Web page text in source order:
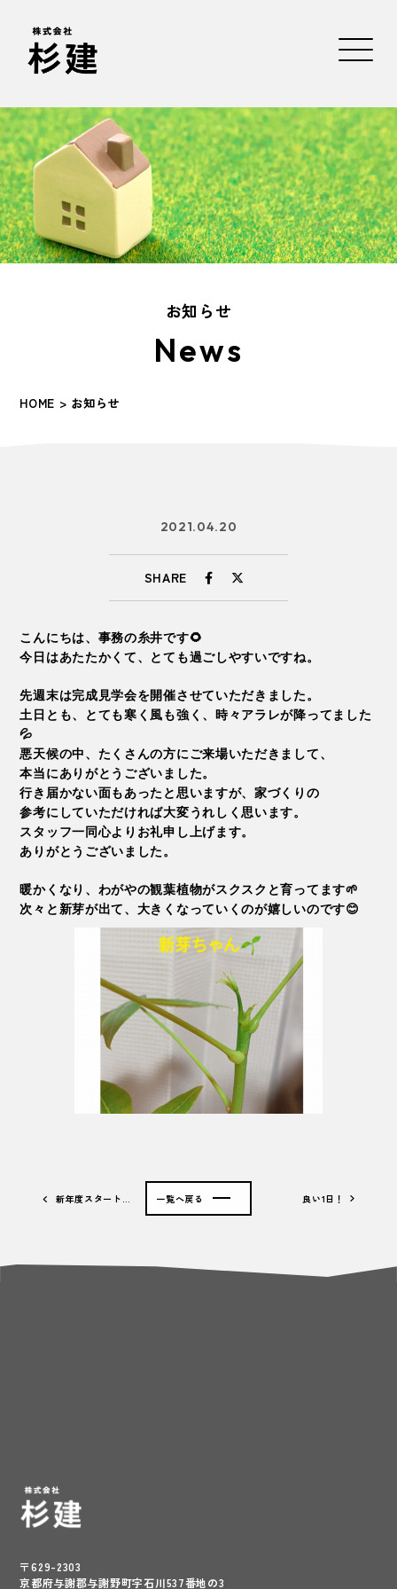
お知らせ
News
HOME > お知らせ
2021.04.20
SHARE
こんにちは、事務の糸井です🌻
今日はあたたかくて、とても過ごしやすいですね。
先週末は完成見学会を開催させていただきました。
土日とも、とても寒く風も強く、時々アラレが降ってました
💦
悪天候の中、たくさんの方にご来場いただきまして、
本当にありがとうございました。
行き届かない面もあったと思いますが、家づくりの
参考にしていただければ大変うれしく思います。
スタッフ一同心よりお礼申し上げます。
ありがとうございました。
暖かくなり、わがやの観葉植物がスクスクと育ってます🌱
次々と新芽が出て、大きくなっていくのが嬉しいのです😊
新年度スタート… 良い1日！
一覧へ戻る
〒629-2303
京都府与謝郡与謝野町字石川537番地の3